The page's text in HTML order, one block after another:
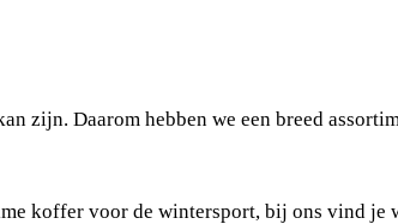
zijn. Daarom hebben we een breed
koffer voor de wintersport, bij ons vind je